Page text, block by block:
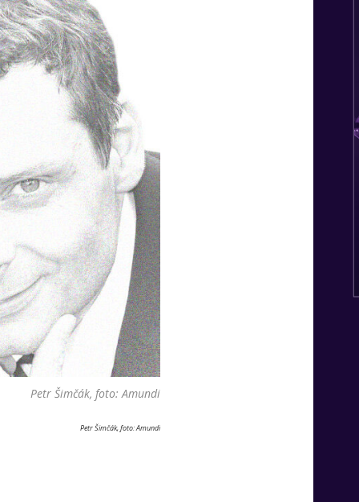
Petr Šimčák, foto: Amundi
Petr Šimčák, foto: Amundi